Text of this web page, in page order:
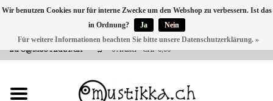
VERSANDKOSTEN 0 CHF INNERHALB CH | INT. VERSAND ÜBER
INFO@MUSTIKKA.CH
0 Artikel - CHF 0,00
NEU BEI UNS
SHOP - A PIECE OF
Wir benutzen Cookies nur für interne Zwecke um den Webshop zu verbessern. Ist das
in Ordnung?
Ja
Nein
Für weitere Informationen beachten Sie bitte unsere Datenschutzerklärung. »